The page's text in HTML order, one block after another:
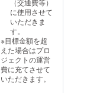
施圃場
をご案
内しま
プログ
ラム実
施期間
外での
ご案内
に記載
するお
名前を
にご記
入くだ
さい。
希望さ
れない
（交通費等）
に使用させて
いただきま
す。
※目標金額を超
えた場合はプロ
ジェクトの運営
費に充てさせて
いただきます。